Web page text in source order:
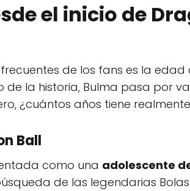
el inicio de
de los fans es la edad
de la historia, Bulma pasa por
¿cuántos años tiene
Ball
como una adolescente
de las legendarias